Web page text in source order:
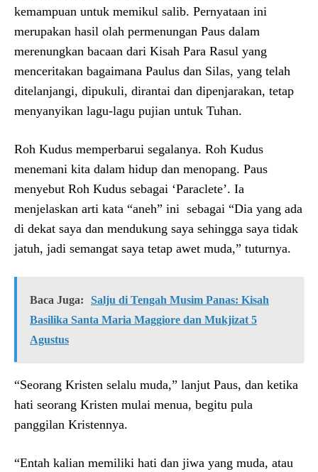
kemampuan untuk memikul salib. Pernyataan ini
merupakan hasil olah permenungan Paus dalam
merenungkan bacaan dari Kisah Para Rasul yang
menceritakan bagaimana Paulus dan Silas, yang telah
ditelanjangi, dipukuli, dirantai dan dipenjarakan, tetap
menyanyikan lagu-lagu pujian untuk Tuhan.
Roh Kudus memperbarui segalanya. Roh Kudus
menemani kita dalam hidup dan menopang. Paus
menyebut Roh Kudus sebagai ‘Paraclete’. Ia
menjelaskan arti kata “aneh” ini sebagai “Dia yang ada
di dekat saya dan mendukung saya sehingga saya tidak
jatuh, jadi semangat saya tetap awet muda,” tuturnya.
Baca Juga:
Salju di Tengah Musim Panas: Kisah
Basilika Santa Maria Maggiore dan Mukjizat 5
Agustus
“Seorang Kristen selalu muda,” lanjut Paus, dan ketika
hati seorang Kristen mulai menua, begitu pula
panggilan Kristennya.
“Entah kalian memiliki hati dan jiwa yang muda, atau